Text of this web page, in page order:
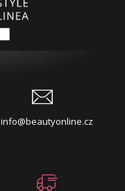
info@beautyonline.cz